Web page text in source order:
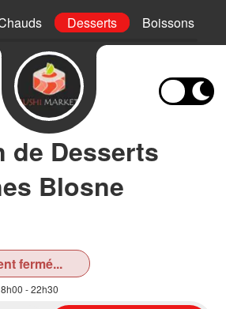
Desserts Boissons
de Desserts
Blosne
fermé...
- 22h30